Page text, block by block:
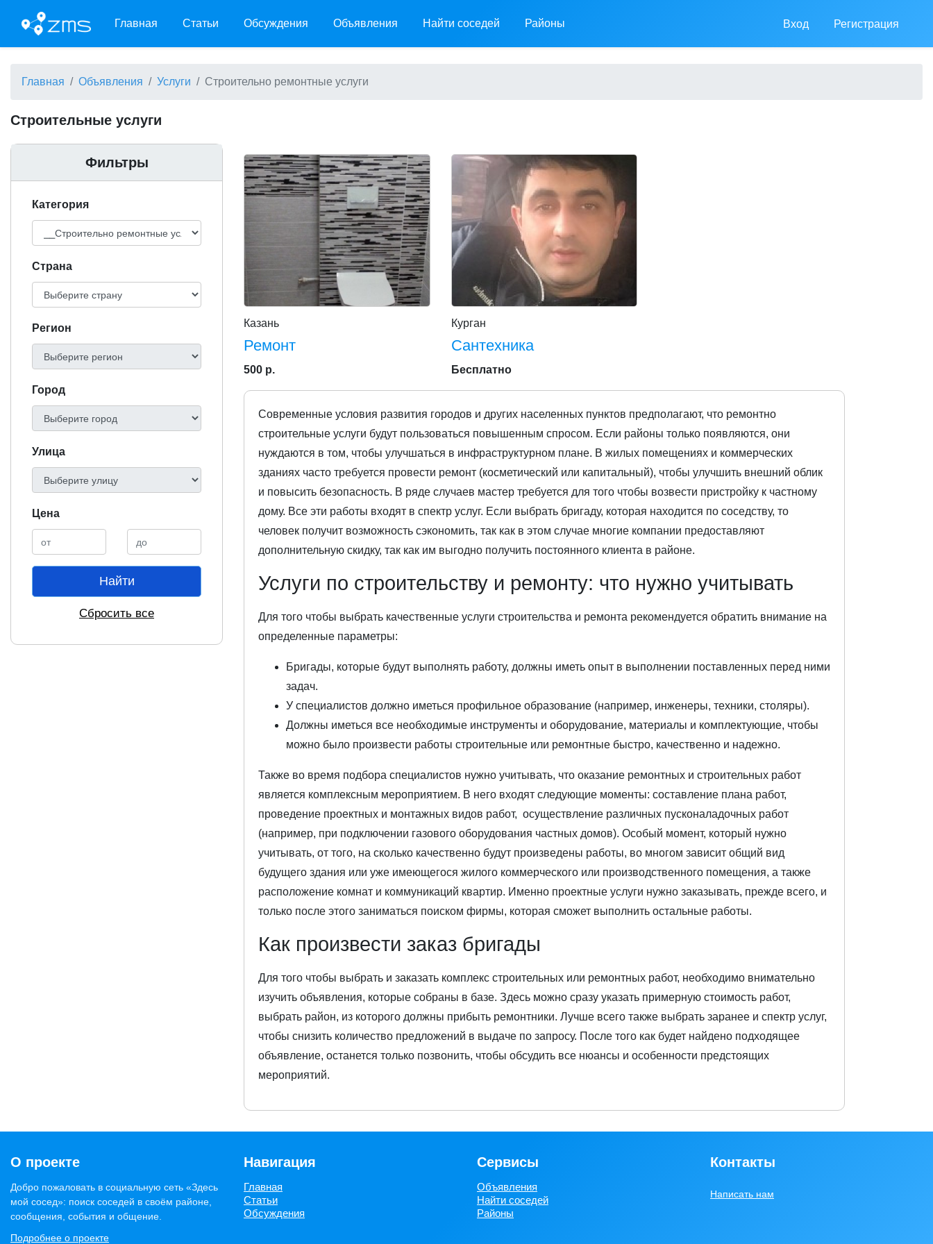
Главная Статьи Обсуждения Объявления Найти соседей Районы Вход Регистрация
Главная Объявления Услуги Строительно ремонтные услуги
Строительные услуги
Фильтры
Категория
Cтрана
Регион
Город
Улица
Цена
Найти
Сбросить все
Казань
Ремонт
500 р.
Курган
Сантехника
Бесплатно
Современные условия развития городов и других населенных пунктов предполагают, что ремонтно
строительные услуги будут пользоваться повышенным спросом. Если районы только появляются, они
нуждаются в том, чтобы улучшаться в инфраструктурном плане. В жилых помещениях и коммерческих
зданиях часто требуется провести ремонт (косметический или капитальный), чтобы улучшить внешний облик
и повысить безопасность. В ряде случаев мастер требуется для того чтобы возвести пристройку к частному
дому. Все эти работы входят в спектр услуг. Если выбрать бригаду, которая находится по соседству, то
человек получит возможность сэкономить, так как в этом случае многие компании предоставляют
дополнительную скидку, так как им выгодно получить постоянного клиента в районе.
Услуги по строительству и ремонту: что нужно учитывать
Для того чтобы выбрать качественные услуги строительства и ремонта рекомендуется обратить внимание на
определенные параметры:
Бригады, которые будут выполнять работу, должны иметь опыт в выполнении поставленных перед ними
задач.
У специалистов должно иметься профильное образование (например, инженеры, техники, столяры).
Должны иметься все необходимые инструменты и оборудование, материалы и комплектующие, чтобы
можно было произвести работы строительные или ремонтные быстро, качественно и надежно.
Также во время подбора специалистов нужно учитывать, что оказание ремонтных и строительных работ
является комплексным мероприятием. В него входят следующие моменты: составление плана работ,
проведение проектных и монтажных видов работ, осуществление различных пусконаладочных работ
(например, при подключении газового оборудования частных домов). Особый момент, который нужно
учитывать, от того, на сколько качественно будут произведены работы, во многом зависит общий вид
будущего здания или уже имеющегося жилого коммерческого или производственного помещения, а также
расположение комнат и коммуникаций квартир. Именно проектные услуги нужно заказывать, прежде всего, и
только после этого заниматься поиском фирмы, которая сможет выполнить остальные работы.
Как произвести заказ бригады
Для того чтобы выбрать и заказать комплекс строительных или ремонтных работ, необходимо внимательно
изучить объявления, которые собраны в базе. Здесь можно сразу указать примерную стоимость работ,
выбрать район, из которого должны прибыть ремонтники. Лучше всего также выбрать заранее и спектр услуг,
чтобы снизить количество предложений в выдаче по запросу. После того как будет найдено подходящее
объявление, останется только позвонить, чтобы обсудить все нюансы и особенности предстоящих
мероприятий.
О проекте
Добро пожаловать в социальную сеть «Здесь
мой сосед»: поиск соседей в своём районе,
сообщения, события и общение.
Подробнее о проекте
Навигация
Главная
Статьи
Обсуждения
Сервисы
Объявления
Найти соседей
Районы
Контакты
Написать нам